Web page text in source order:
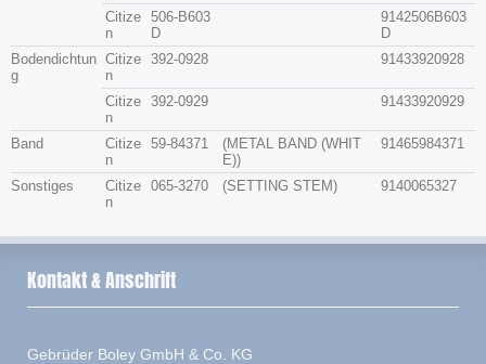
Citize
n
506-B603
D
9142506B603
D
Bodendichtun
g
Citize
n
392-0928 91433920928
Citize
n
392-0929 91433920929
Band
Citize
n
59-84371
(METAL BAND (WHIT
E))
91465984371
Sonstiges
Citize
n
065-3270 (SETTING STEM) 9140065327
Kontakt & Anschrift
Gebrüder Boley GmbH & Co. KG